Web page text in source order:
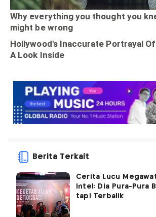
Berita Terkait
Cerita Lucu
Intel: Dia Pura-Pura
tapi Terbalik